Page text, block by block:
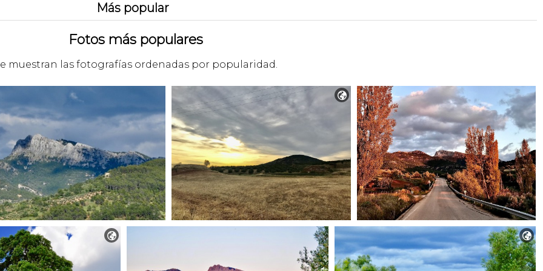
Más popular
Fotos más populares
muestran las fotografías ordenadas por popularidad.

 